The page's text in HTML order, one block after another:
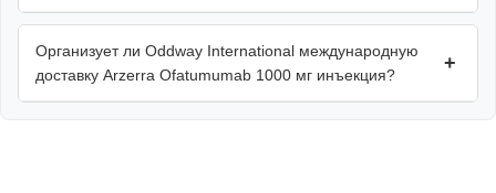
Организует ли Oddway International международную
доставку Arzerra Ofatumumab 1000 мг инъекция?
+